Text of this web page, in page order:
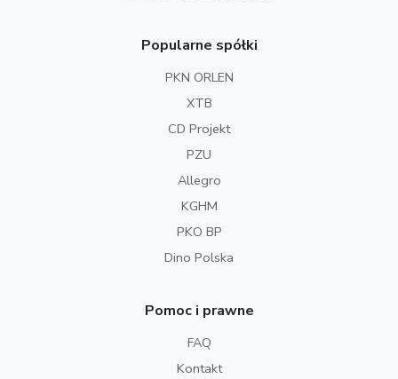
Popularne spółki
PKN ORLEN
XTB
CD Projekt
PZU
Allegro
KGHM
PKO BP
Dino Polska
Pomoc i prawne
FAQ
Kontakt